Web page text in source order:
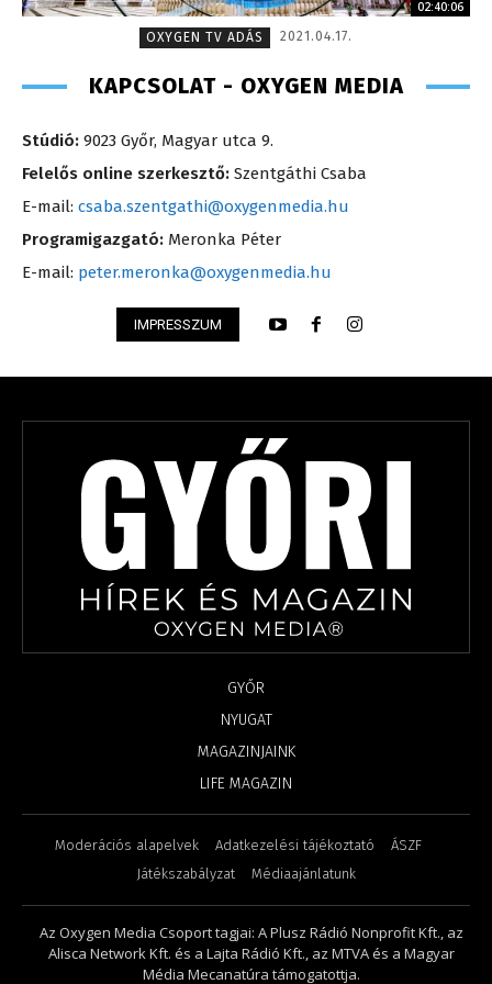
02:40:06
OXYGEN TV ADÁS
2021.04.17.
KAPCSOLAT - OXYGEN MEDIA
Stúdió: 9023 Győr, Magyar utca 9.
Felelős online szerkesztő: Szentgáthi Csaba
E-mail: csaba.szentgathi@oxygenmedia.hu
Programigazgató: Meronka Péter
E-mail: peter.meronka@oxygenmedia.hu
IMPRESSZUM
GYŐR
NYUGAT
MAGAZINJAINK
LIFE MAGAZIN
Moderációs alapelvek Adatkezelési tájékoztató
ÁSZF
Játékszabályzat
Médiaajánlatunk
Az Oxygen Media Csoport tagjai: A Plusz Rádió Nonprofit Kft., az
Alisca Network Kft. és a Lajta Rádió Kft., az MTVA és a Magyar
Média Mecanatúra támogatottja.